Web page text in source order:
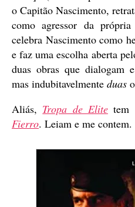
o Capitão Nascimento,
como agressor da
celebra Nascimento como
e faz uma escolha aberta
duas obras que dialogam
mas indubitavelmente duas
Aliás, Tropa de Elitetem
Fierro. Leiam e me contem.